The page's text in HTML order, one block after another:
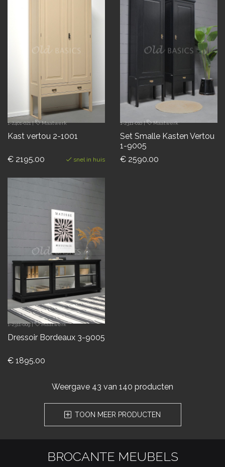
1-2401-021| Maatwerk
Kast vertou 2-1001
€ 2195.00 snel in huis
1-2311-010| Maatwerk
Set Smalle Kasten Vertou
1-9005
€ 2590.00
1-2311-009| Maatwerk
Dressoir Bordeaux 3-9005
€ 1895.00
Weergave 43 van 140 producten
TOON MEER PRODUCTEN
BROCANTE MEUBELS